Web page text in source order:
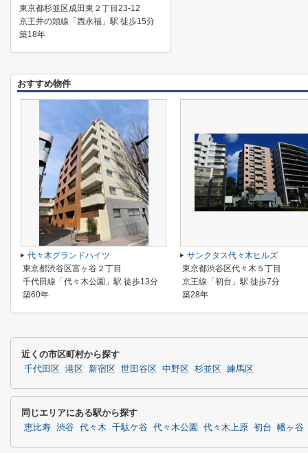
東京都杉並区成田東２丁目23-12
京王井の頭線「西永福」駅 徒歩15分
築18年
おすすめ物件
代々木グランドハイツ
東京都渋谷区富ヶ谷２丁目
千代田線「代々木公園」駅 徒歩13分
築60年
サンクタス代々木ヒルズ
東京都渋谷区代々木５丁目
京王線「初台」駅 徒歩7分
築28年
近くの市区町村から探す
千代田区 港区 新宿区 世田谷区 中野区 杉並区 練馬区
同じエリアにある駅から探す
恵比寿 渋谷 代々木 千駄ケ谷 代々木公園 代々木上原 初台 幡ヶ谷